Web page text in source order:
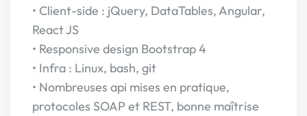
• Client-side : jQuery, DataTables, Angular,
React JS
• Responsive design Bootstrap 4
• Infra : Linux, bash, git
• Nombreuses api mises en pratique,
protocoles SOAP et REST, bonne maîtrise